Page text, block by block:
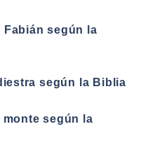
según la
según la Biblia
según la